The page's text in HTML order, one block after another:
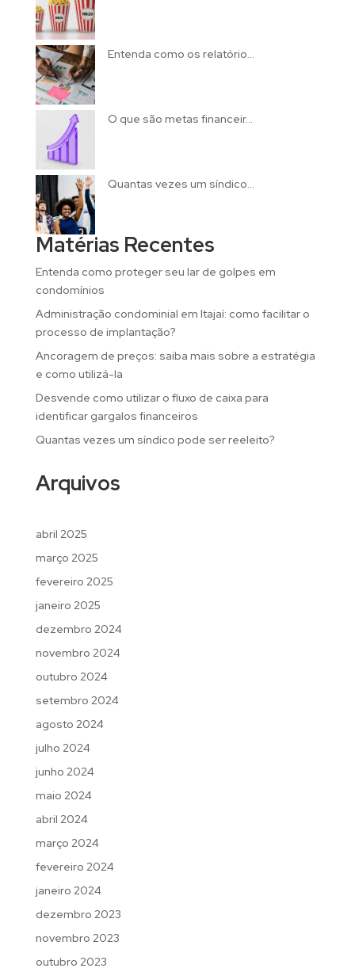
Entenda como os relatório...
O que são metas financeir...
Quantas vezes um síndico...
Matérias Recentes
Entenda como proteger seu lar de golpes em
condomínios
Administração condominial em Itajaí: como facilitar o
processo de implantação?
Ancoragem de preços: saiba mais sobre a estratégia
e como utilizá-la
Desvende como utilizar o fluxo de caixa para
identificar gargalos financeiros
Quantas vezes um síndico pode ser reeleito?
Arquivos
abril 2025
março 2025
fevereiro 2025
janeiro 2025
dezembro 2024
novembro 2024
outubro 2024
setembro 2024
agosto 2024
julho 2024
junho 2024
maio 2024
abril 2024
março 2024
fevereiro 2024
janeiro 2024
dezembro 2023
novembro 2023
outubro 2023